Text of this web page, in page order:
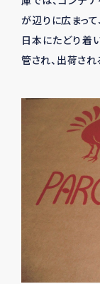
が辺りに広まっ
日本にたどり着
管され、出荷され